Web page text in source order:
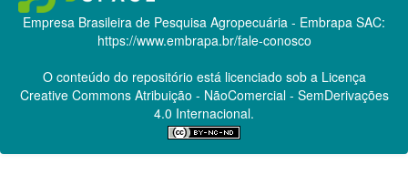
Empresa Brasileira de Pesquisa Agropecuária - Embrapa SAC:
https://www.embrapa.br/fale-conosco
O conteúdo do repositório está licenciado sob a Licença
Creative CommonsAtribuição - NãoComercial - SemDerivações
4.0 Internacional.